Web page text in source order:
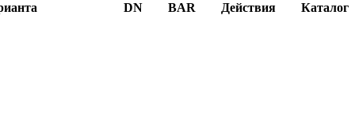
DN BAR Действия Каталог